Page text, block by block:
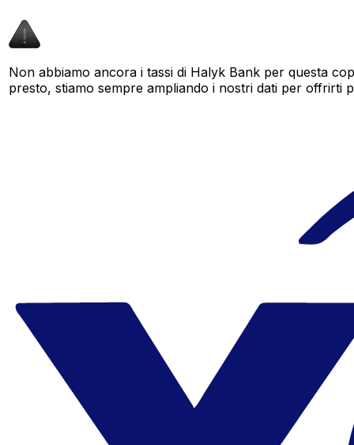
Non abbiamo ancora i tassi di Halyk Bank per questa
presto, stiamo sempre ampliando i nostri dati per offrirti